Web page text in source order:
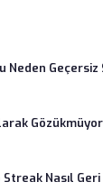
Geçersiz
Nasıl Geri